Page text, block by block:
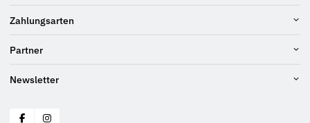
Zahlungsarten
Partner
Newsletter